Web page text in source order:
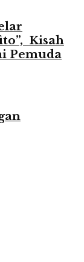
Kisah
Pemuda